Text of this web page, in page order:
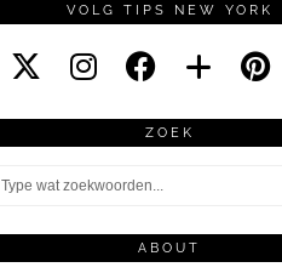
VOLG TIPS NEW YORK
ZOEK
ABOUT